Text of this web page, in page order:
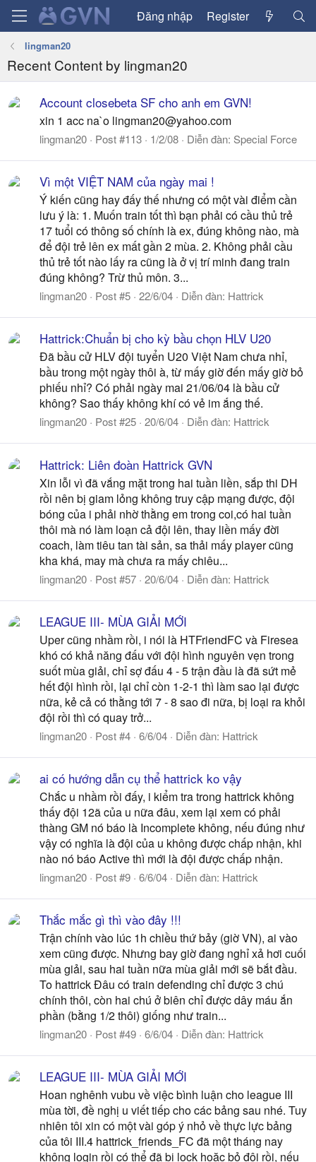
Đăng nhập Register
lingman20
Recent Content by lingman20
Account closebeta SF cho anh em GVN!
xin 1 acc na`o lingman20@yahoo.com
lingman20 Post #113 1/2/08 Diễn đàn: Special Force
Vì một VIỆT NAM của ngày mai !
Ý kiến cũng hay đấy thế nhưng có một vài điểm cần
lưu ý là: 1. Muốn train tốt thì bạn phải có cầu thủ trẻ
17 tuổi có thông số chính là ex, đúng không nào, mà
để đội trẻ lên ex mất gần 2 mùa. 2. Không phải cầu
thủ trẻ tốt nào lấy ra cũng là ở vị trí minh đang train
đúng không? Trừ thủ môn. 3...
lingman20 Post #5 22/6/04 Diễn đàn: Hattrick
Hattrick:Chuẩn bị cho kỳ bầu chọn HLV U20
Đã bầu cử HLV đội tuyển U20 Việt Nam chưa nhỉ,
bầu trong một ngày thôi à, từ mấy giờ đến mấy giờ bỏ
phiếu nhỉ? Có phải ngày mai 21/06/04 là bầu cử
không? Sao thấy không khí có vẻ im ắng thế.
lingman20 Post #25 20/6/04 Diễn đàn: Hattrick
Hattrick: Liên đoàn Hattrick GVN
Xin lỗi vì đã vắng mặt trong hai tuần liền, sắp thi DH
rồi nên bị giam lỏng không truy cập mạng được, đội
bóng của i phải nhờ thằng em trong coi,có hai tuần
thôi mà nó làm loạn cả đội lên, thay liền mấy đời
coach, làm tiêu tan tài sản, sa thải mấy player cũng
kha khá, may mà chưa ra mấy chiêu...
lingman20 Post #57 20/6/04 Diễn đàn: Hattrick
LEAGUE III- MÙA GIẢI MỚI
Uper cũng nhầm rồi, i nói là HTFriendFC và Firesea
khó có khả năng đấu với đội hình nguyên vẹn trong
suốt mùa giải, chỉ sợ đấu 4 - 5 trận đầu là đã sứt mẻ
hết đội hình rồi, lại chỉ còn 1-2-1 thì làm sao lại được
nữa, kẻ cả có thằng tới 7 - 8 sao đi nữa, bị loại ra khỏi
đội rồi thì có quay trở...
lingman20 Post #4 6/6/04 Diễn đàn: Hattrick
ai có hướng dẫn cụ thể hattrick ko vậy
Chắc u nhầm rồi đấy, i kiểm tra trong hattrick không
thấy đội 12ã của u nữa đâu, xem lại xem có phải
thàng GM nó báo là Incomplete không, nếu đúng như
vậy có nghĩa là đội của u không được chấp nhận, khi
nào nó báo Active thì mới là đội được chấp nhận.
lingman20 Post #9 6/6/04 Diễn đàn: Hattrick
Thắc mắc gì thì vào đây !!!
Trận chính vào lúc 1h chiều thứ bảy (giờ VN), ai vào
xem cũng được. Nhưng bay giờ đang nghỉ xả hơi cuối
mùa giải, sau hai tuần nữa mùa giải mới sẽ bắt đầu.
To hattrick Đâu có train defending chỉ được 3 chú
chính thôi, còn hai chú ở biên chỉ được dây máu ắn
phần (bằng 1/2 thôi) giống như train...
lingman20 Post #49 6/6/04 Diễn đàn: Hattrick
LEAGUE III- MÙA GIẢI MỚI
Hoan nghênh vubu về việc bình luận cho league III
mùa tời, đề nghị u viết tiếp cho các bảng sau nhé. Tuy
nhiên tôi xin có một vài góp ý nhỏ về thực lực bảng
của tôi III.4 hattrick_friends_FC đã một tháng nay
không login rồi có thể đã bị lock hoặc bỏ đội rồi, nếu